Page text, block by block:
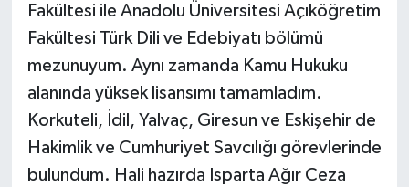
Fakültesi ile Anadolu Üniversitesi Açıköğretim
Fakültesi Türk Dili ve Edebiyatı bölümü
mezunuyum. Aynı zamanda Kamu Hukuku
alanında yüksek lisansımı tamamladım.
Korkuteli, İdil, Yalvaç, Giresun ve Eskişehir de
Hakimlik ve Cumhuriyet Savcılığı görevlerinde
bulundum. Hali hazırda Isparta Ağır Ceza